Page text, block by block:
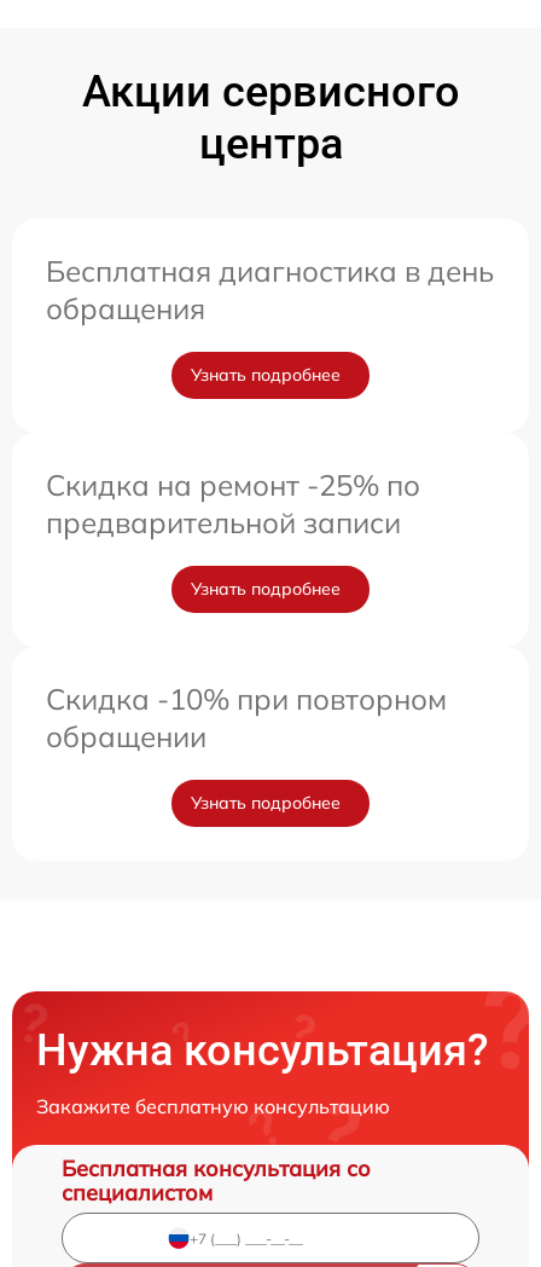
Акции сервисного
центра
Бесплатная диагностика в день
обращения
Узнать подробнее
Скидка на ремонт -25% по
предварительной записи
Узнать подробнее
Скидка -10% при повторном
обращении
Узнать подробнее
Нужна консультация?
Закажите бесплатную консультацию
Бесплатная консультация со
специалистом